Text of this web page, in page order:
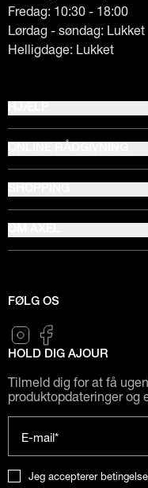
Fredag: 10:30 - 18:00
Lørdag - søndag: Lukket
Helligdage: Lukket
FØLG OS
HOLD DIG AJOUR
Tilmeld dig for at få
produktopdateringer og
E-mail*
Jeg accepterer